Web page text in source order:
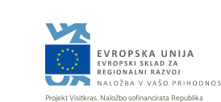
Projekt Visitkras. Naložbo sofinancirata Republika